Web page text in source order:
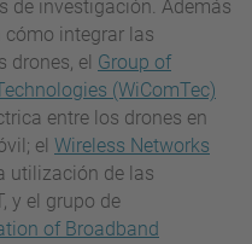
de investigación. Además
cómo integrar las
drones, el Group of
(WiComTec)
entre los drones en
el Wireless Networks
utilización de las
y el grupo de
of Broadband